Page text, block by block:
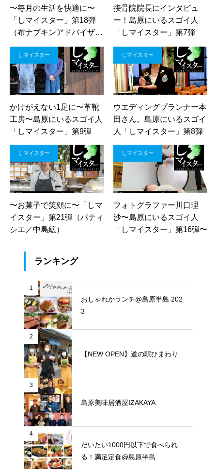
〜毎月の生活を快適に〜
「しマイスター」第18弾
（布ナプキンアドバイザー
接骨院院長にインタビュ
ー！島原にいるスゴイ人
「しマイスター」第7弾
しマイスター
かけがえない1足に〜革靴
工房〜島原にいるスゴイ人
「しマイスター」第9弾
しマイスター
ウエディングプランナー本
田さん。島原にいるスゴイ
人「しマイスター」第8弾
しマイスター
〜お菓子で笑顔に〜「しマ
イスター」第21弾（パティ
シエ／中島絋）
しマイスター
フォトグラファー川口理
沙〜島原にいるスゴイ人
「しマイスター」第16弾〜
ランキング
1
おしゃれかランチ@島原半島 202
3
2
【NEW OPEN】道の駅ひまわり
3
島原美味居酒屋IZAKAYA
4
だいたい1000円以下で食べられ
る！満足定食@島原半島